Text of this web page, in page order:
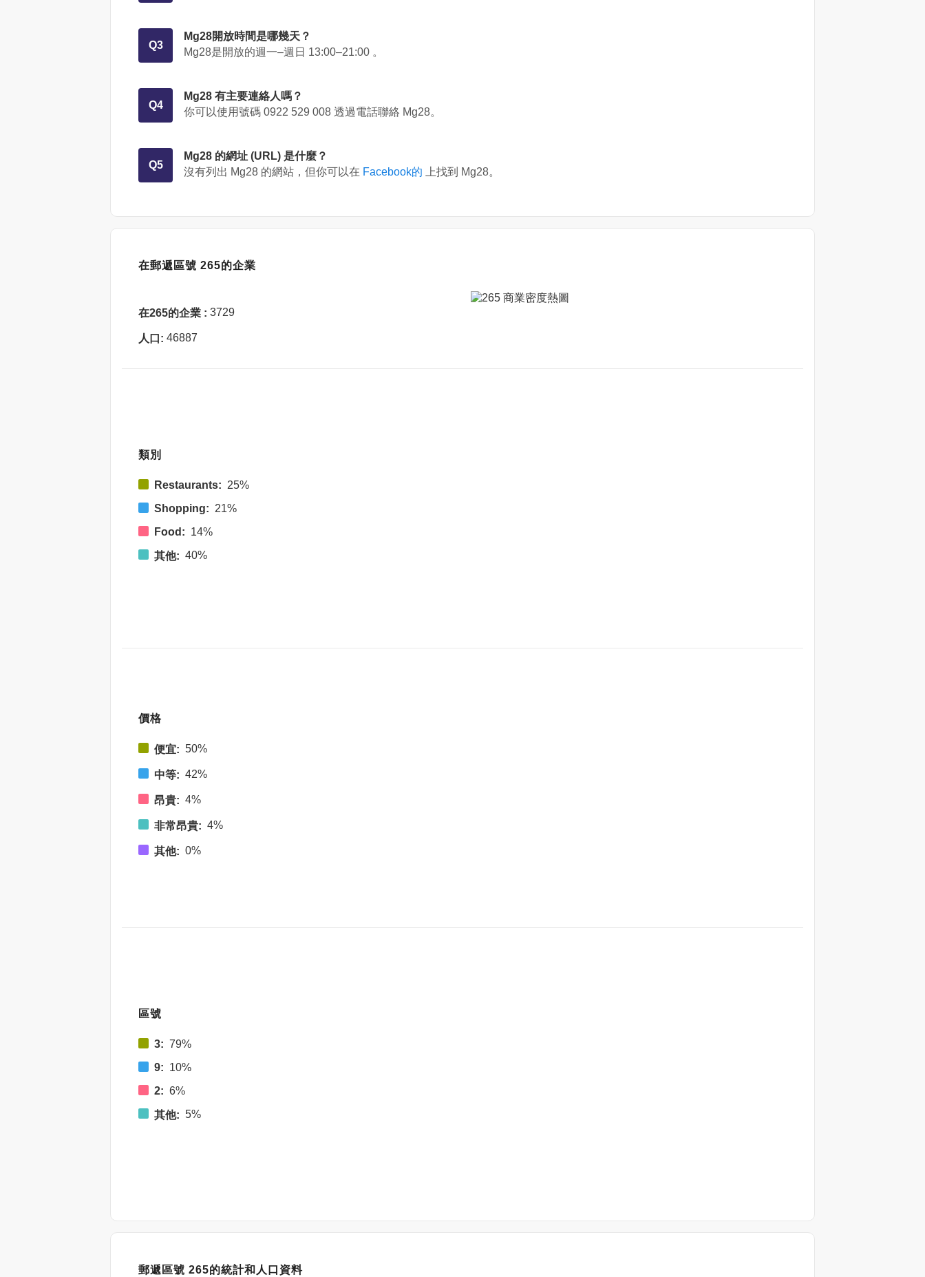
Q3
Mg28開放時間是哪幾天？
Mg28是開放的週一–週日 13:00–21:00 。
Q4
Mg28 有主要連絡人嗎？
你可以使用號碼 0922 529 008 透過電話聯絡 Mg28。
Q5
Mg28 的網址 (URL) 是什麼？
沒有列出 Mg28 的網站，但你可以在 Facebook的 上找到 Mg28。
在郵遞區號 265的企業
在265的企業 : 3729
人口: 46887
類別
Restaurants: 25%
Shopping: 21%
Food: 14%
其他: 40%
價格
便宜: 50%
中等: 42%
昂貴: 4%
非常昂貴: 4%
其他: 0%
區號
3: 79%
9: 10%
2: 6%
其他: 5%
郵遞區號 265的統計和人口資料